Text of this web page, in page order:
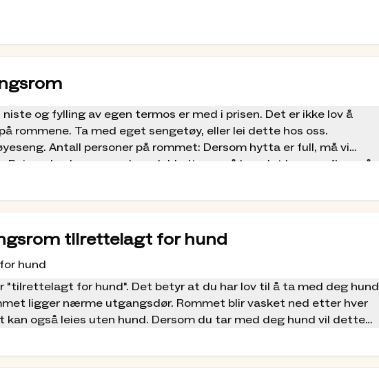
gjøre fjellturen lettere å bære – både for deg,
og utstyrsutleie, er det enkelt å reise kollektivt
for din neste tur.
mai. Sommersesong: Normalt fra starten av
her
adkomst til 1. etasje i hovedbygningen med
Dere må booke plass ved å kontakte hyttas
et godt forarbeid med turplanlegging i
kjent rundt hytta og kan gi god informasjon
praktisk informasjon.
og fylling av egen termos er med i prisen. Det er ikke lov å
rommene. Ta med eget sengetøy, eller lei dette hos oss.
Antall personer på rommet: Dersom hytta er full, må vi
Reiser du alene, og velger dobbeltrom, så kan det komme flere på
tilrettelagt for hund
hund
"tilrettelagt for hund". Det betyr at du har lov til å ta med deg hund
ligger nærme utgangsdør. Rommet blir vasket ned etter hver
kan også leies uten hund. Dersom du tar med deg hund vil dette
og fylling av egen termos er med i prisen. Det er ikke lov å